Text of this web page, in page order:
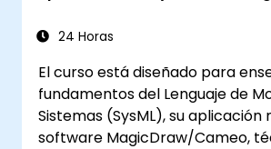
24 Horas
El curso está diseñado para
fundamentos del Lenguaje de
Sistemas (SysML), su aplicación
software MagicDraw/Cameo,